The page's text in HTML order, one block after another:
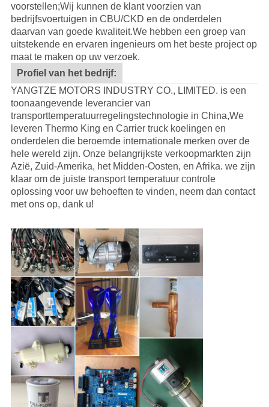
voorstellen;Wij kunnen de klant voorzien van
bedrijfsvoertuigen in CBU/CKD en de onderdelen
daarvan van goede kwaliteit.We hebben een groep van
uitstekende en ervaren ingenieurs om het beste project op
maat te maken op uw verzoek.
Profiel van het bedrijf:
YANGTZE MOTORS INDUSTRY CO., LIMITED. is een
toonaangevende leverancier van
transporttemperatuurregelingstechnologie in China,We
leveren Thermo King en Carrier truck koelingen en
onderdelen die beroemde internationale merken over de
hele wereld zijn. Onze belangrijkste verkoopmarkten zijn
Azië, Zuid-Amerika, het Midden-Oosten, en Afrika. we zijn
klaar om de juiste transport temperatuur controle
oplossing voor uw behoeften te vinden, neem dan contact
met ons op, dank u!